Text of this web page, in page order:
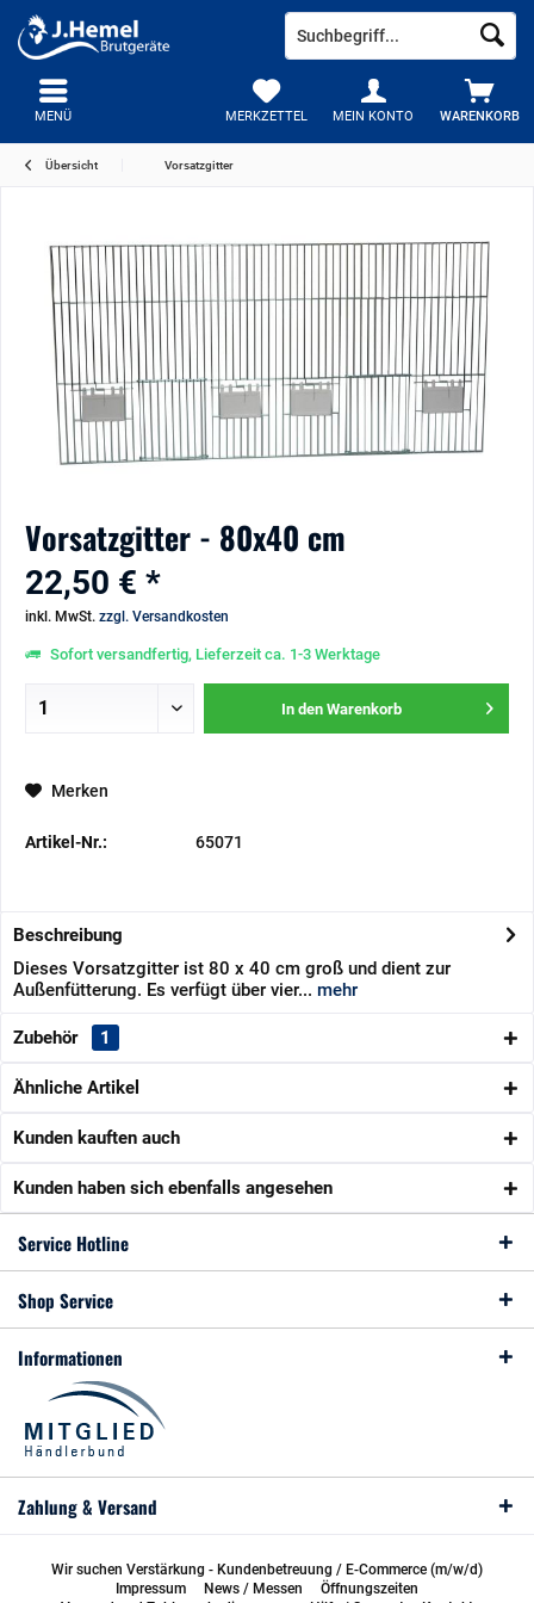
WARENKORB
MERKZETTEL MEIN KONTO
MENÜ
Übersicht Vorsatzgitter
Vorsatzgitter - 80x40 cm
22,50 € *
inkl. MwSt. zzgl. Versandkosten
Sofort versandfertig, Lieferzeit ca. 1-3 Werktage
In den Warenkorb
Merken
Artikel-Nr.: 65071
Beschreibung
Dieses Vorsatzgitter ist 80 x 40 cm groß und dient zur
Außenfütterung. Es verfügt über vier... mehr
Zubehör 1
Ähnliche Artikel
Kunden kauften auch
Kunden haben sich ebenfalls angesehen
Service Hotline
Shop Service
Informationen
Zahlung & Versand
Wir suchen Verstärkung - Kundenbetreuung / E-Commerce (m/w/d)
Impressum
News / Messen
Öffnungszeiten